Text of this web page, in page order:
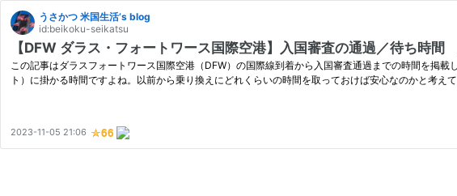
うさかつ 米国生活’s blog
id:beikoku-seikatsu
【DFW ダラス・フォートワース国際空港】入国審査の通過／待ち時
この記事はダラスフォートワース国際空港（DFW）の国際線到着から入国審査通過までの時間を掲
ト）に掛かる時間ですよね。以前から乗り換えにどれくらいの時間を取っておけば安心なのかと考え
2023-11-05 21:06